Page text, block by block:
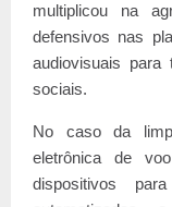
multiplicou na
defensivos nas
audiovisuais
sociais.
No caso da
eletrônica de
dispositivos